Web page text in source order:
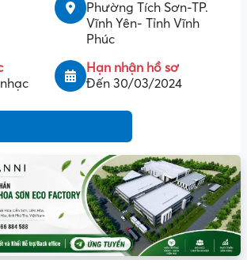
Phường Tích Sơn-TP.
Vĩnh Yên- Tỉnh Vĩnh
Phúc
Hạn nhận hồ sơ
Đến 30/03/2024